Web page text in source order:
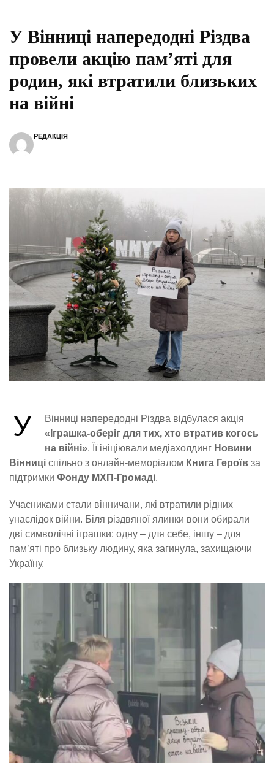
У Вінниці напередодні Різдва
провели акцію пам’яті для
родин, які втратили близьких
на війні
РЕДАКЦІЯ
У
Вінниці напередодні Різдва відбулася акція
«Іграшка-оберіг для тих, хто втратив когось
на війні». Її ініціювали медіахолдинг Новини
Вінниці спільно з онлайн-меморіалом Книга Героїв за
підтримки Фонду МХП-Громаді.
Учасниками стали вінничани, які втратили рідних
унаслідок війни. Біля різдвяної ялинки вони обирали
дві символічні іграшки: одну – для себе, іншу – для
пам’яті про близьку людину, яка загинула, захищаючи
Україну.